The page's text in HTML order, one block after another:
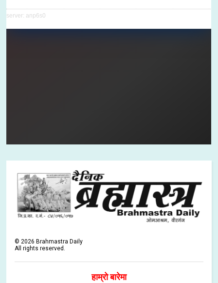
© 2026 Brahmastra Daily
All rights reserved.
हाम्रो बारेमा